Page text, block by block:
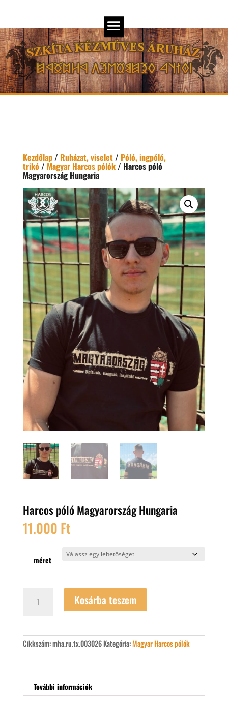
Kezdőlap/ Ruházat, viselet/ Póló, ingpóló,
trikó/ Magyar Harcos pólók/ Harcos póló
Magyarország Hungaria
Harcos póló Magyarország Hungaria
11.000 Ft
méret
Kosárba teszem
Cikkszám:mha.ru.tx.003026 Kategória:Magyar Harcos pólók
További információk